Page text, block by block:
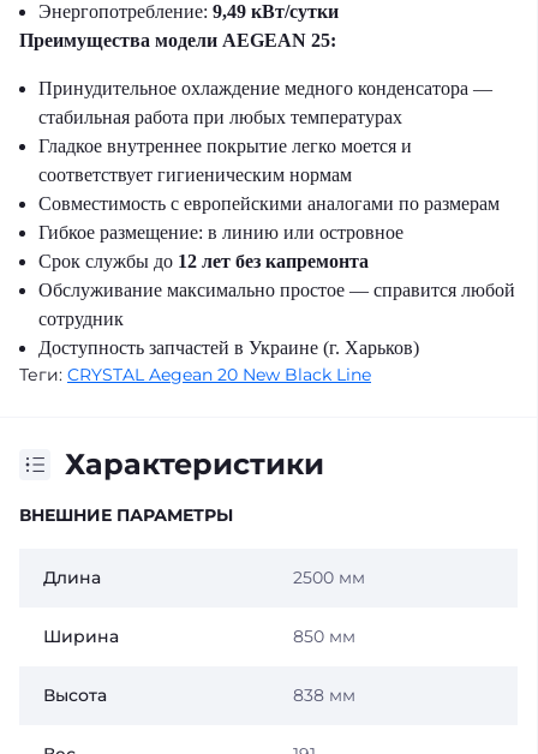
Энергопотребление: 9,49 кВт/сутки
Преимущества модели AEGEAN 25:
Принудительное охлаждение медного конденсатора —
стабильная работа при любых температурах
Гладкое внутреннее покрытие легко моется и
соответствует гигиеническим нормам
Совместимость с европейскими аналогами по размерам
Гибкое размещение: в линию или островное
Срок службы до 12 лет без капремонта
Обслуживание максимально простое — справится любой
сотрудник
Доступность запчастей в Украине (г. Харьков)
Теги: CRYSTAL Aegean 20 New Black Line
Характеристики
ВНЕШНИЕ ПАРАМЕТРЫ
Длина 2500 мм
Ширина 850 мм
Высота 838 мм